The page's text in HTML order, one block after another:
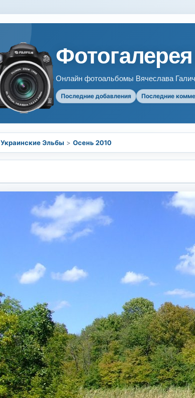
Онлайн фотоальбомы Вячеслава
Последние добавления Последние
Украинские Эльбы > Осень 2010